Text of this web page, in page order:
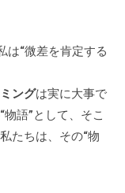
は“微差を肯定する
ングは実に大事で
語”として、そこ
たちは、その“物